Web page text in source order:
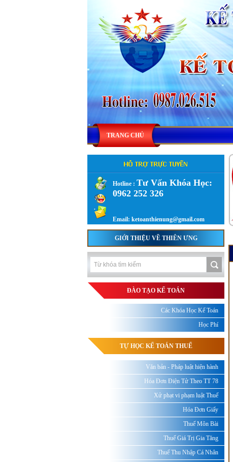
TRANG CHỦ
Hotline : Tư Vấn Khóa Học:
0962 252 326
.
Email: ketoanthienung@gmail.com
GIỚI THIỆU VỀ THIÊN ƯNG
ĐÀO TẠO KẾ TOÁN
Các Khóa Học Kế Toán
Học Phí
TỰ HỌC KẾ TOÁN THUẾ
Văn bản - Pháp luật hiện hành
Hóa Đơn Điện Tử Theo TT 78
Xử phạt vi phạm luật Thuế
Hóa Đơn Giấy
Thuế Môn Bài
Thuế Giá Trị Gia Tăng
Thuế Thu Nhập Cá Nhân